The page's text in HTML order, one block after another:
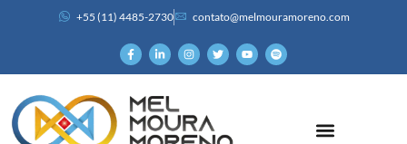
+55 (11) 4485-2730 contato@melmouramoreno.com